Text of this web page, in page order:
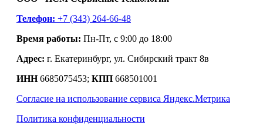
Телефон: +7 (343) 264-66-48
Время работы: Пн-Пт, с 9:00 до 18:00
Адрес: г. Екатеринбург, ул. Сибирский тракт 8в
ИНН6685075453; КПП 668501001
Согласие на использование сервиса Яндекс.Метрика
Политика конфиденциальности